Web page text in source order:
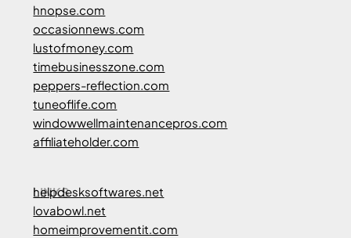
hnopse.com
occasionnews.com
lustofmoney.com
timebusinesszone.com
peppers-reflection.com
tuneoflife.com
windowwellmaintenancepros.com
affiliateholder.com
LINKS
helpdesksoftwares.net
lovabowl.net
homeimprovementit.com